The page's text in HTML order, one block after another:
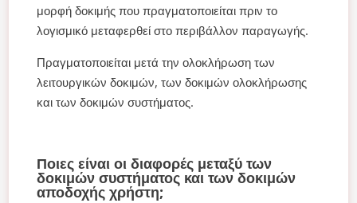
μορφή δοκιμής που πραγματοποιείται πριν το
λογισμικό μεταφερθεί στο περιβάλλον παραγωγής.
Πραγματοποιείται μετά την ολοκλήρωση των
λειτουργικών δοκιμών, των δοκιμών ολοκλήρωσης
και των δοκιμών συστήματος.
Ποιες είναι οι διαφορές μεταξύ των
δοκιμών συστήματος και των δοκιμών
αποδοχής χρήστη;